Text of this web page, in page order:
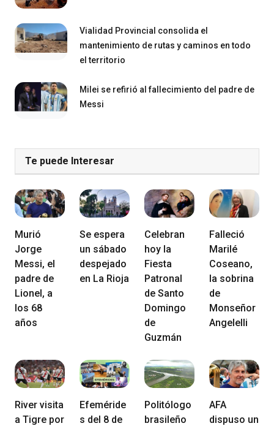
Vialidad Provincial consolida el
mantenimiento de rutas y caminos en todo
el territorio
Milei se refirió al fallecimiento del padre de
Messi
Te puede Interesar
Murió
Jorge
Messi, el
padre de
Lionel, a
los 68
años
Se espera
un sábado
despejado
en La Rioja
Celebran
hoy la
Fiesta
Patronal
de Santo
Domingo
de
Guzmán
Falleció
Marilé
Coseano,
la sobrina
de
Monseñor
Angelelli
River visita
a Tigre por
Efeméride
s del 8 de
Politólogo
brasileño
AFA
dispuso un